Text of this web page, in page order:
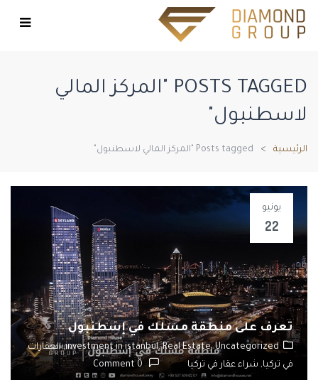
POSTS TAGGED "المركز المالي
لاسطنبول"
الرئيسية Posts tagged "المركز المالي لاسطنبول"
يونيو
22
تعرف على منطقة مسلك في إسطنبول
investment in istanbul,Real Estate,Uncategorized,
العقارات
في تركيا, شراء عقار في تركيا